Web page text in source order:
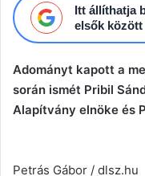
Itt állíthatja
elsők között
Adományt kapott a
során ismét Pribil
Alapítvány elnöke és
Petrás Gábor / dlsz.hu